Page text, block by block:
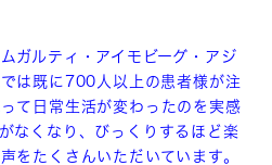
ガルティ・アイモビーグ・アジ
は既に700人以上の患者様が注
て 日常生活が変わったのを実感
なくなり、びっくりするほど楽
をたくさんいただいています。